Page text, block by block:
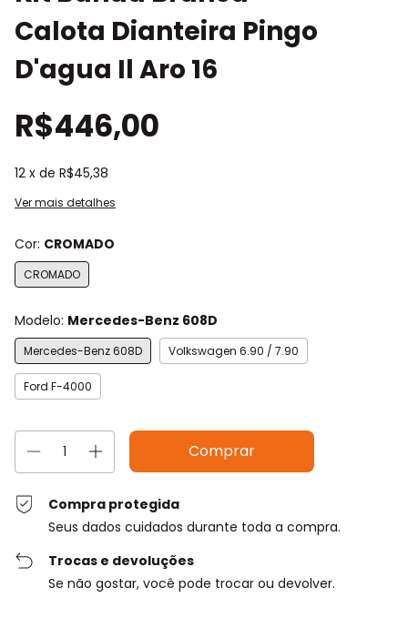
Calota Dianteira Pingo
D'agua Il Aro 16
R$446,00
12 x de R$45,38
Ver mais detalhes
Cor: CROMADO
CROMADO
Modelo: Mercedes-Benz 608D
Mercedes-Benz 608D Volkswagen 6.90 / 7.90
Ford F-4000
Compra protegida
Seus dados cuidados durante toda a compra.
Trocas e devoluções
Se não gostar, você pode trocar ou devolver.